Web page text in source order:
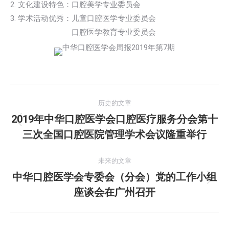
2. 文化建设特色：口腔美学专业委员会
3. 学术活动优秀：儿童口腔医学专业委员会
口腔医学教育专业委员会
章
导
历史的文章
历
史
文
章：
2019年中华口腔医学会口腔医疗服务分会第十
三次全国口腔医院管理学术会议隆重举行
未来的文章
来
的
中华口腔医学会专委会（分会）党的工作小组
座谈会在广州召开